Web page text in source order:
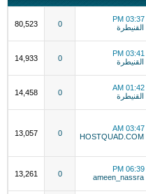
03:37 PM
القنيطرة 0
80,523
03:41 PM
القنيطرة 0
14,933
01:42 AM
القنيطرة 0
14,458
03:47 AM
HOSTQUAD.COM
0
13,057
06:39 PM
ameen_nassra
0
13,261